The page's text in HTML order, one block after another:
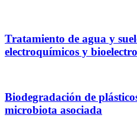
Tratamiento de agua y
electroquímicos y
Biodegradación de
microbiota asociada